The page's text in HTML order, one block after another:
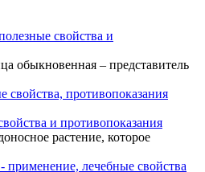
свойства и
обыкновенная – представитель
и противопоказания
растение, которое